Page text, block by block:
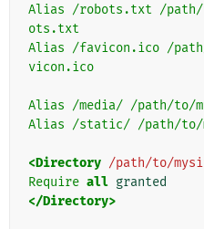
Alias /robots.txt /
ots.txt
Alias /favicon.ico /
vicon.ico
Alias /media/ /path/to/
Alias /static/ /path/to/
<Directory /path/to/
Require all
</Directory>